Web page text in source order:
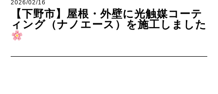
2026/02/16
【下野市】屋根・外壁に光触媒コーテ
ィング（ナノエース）を施工しました